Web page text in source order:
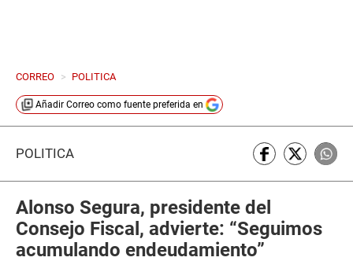
CORREO > POLITICA
Añadir Correo como fuente preferida en
POLÍTICA
Alonso Segura, presidente del
Consejo Fiscal, advierte: “Seguimos
acumulando endeudamiento”